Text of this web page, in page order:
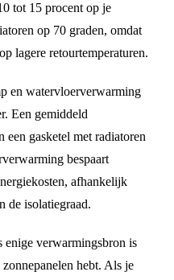
tot 15 procent op je
op 70 graden, omdat
lagere retourtemperaturen.
en watervloerverwarming
Een gemiddeld
een gasketel met radiatoren
bespaart
afhankelijk
de isolatiegraad.
verwarmingsbron is
hebt. Als je